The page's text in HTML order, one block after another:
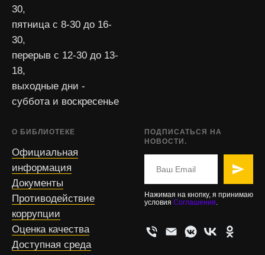
30,
пятница с 8-30 до 16-
30,
перерыв с 12-30 до 13-
18,
выходные дни -
суббота и воскресенье
О БИБЛИОТЕКЕ
Официальная
информация
Документы
Противодействие
коррупции
Оценка качества
Доступная среда
ПОДПИСАТЬСЯ НА
НОВОСТИ.
Нажимая на кнопку, я принимаю
условия Соглашения.